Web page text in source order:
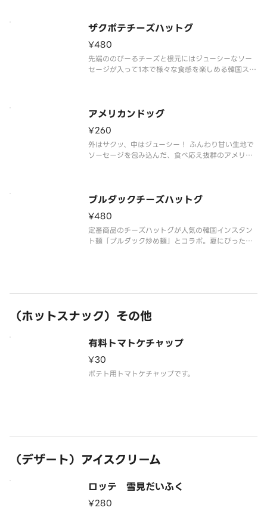
ザクポテチーズハットグ
¥480
先端ののびーるチーズと根元にはジューシーなソー
セージが入って1本で様々な食感を楽しめる韓国スナ
アメリカンドッグ
¥260
外はサクッ、中はジューシー！ ふんわり甘い生地で
ソーセージを包み込んだ、食べ応え抜群のアメリカ
ブルダックチーズハットグ
¥480
定番商品のチーズハットグが人気の韓国インスタン
ト麺「ブルダック炒め麺」とコラボ。夏にぴったり
（ホットスナック）その他
有料トマトケチャップ
¥30
ポテト用トマトケチャップです。
（デザート）アイスクリーム
ロッテ 雪見だいふく
¥280